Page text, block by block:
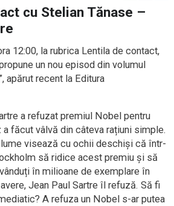
cu Stelian Tănase –
12:00, la rubrica Lentila de contact,
un nou episod din volumul
apărut recent la Editura
a refuzat premiul Nobel pentru
făcut vâlvă din câteva rațiuni simple.
visează cu ochii deschiși că într-
să ridice acest premiu și să
în milioane de exemplare în
Jean Paul Sartre îl refuză. Să fi
A refuza un Nobel s-ar putea